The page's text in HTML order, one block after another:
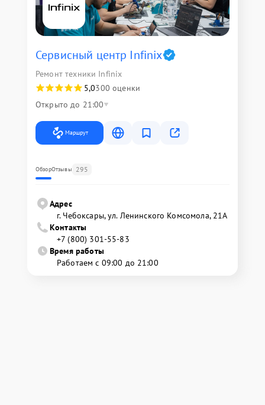
Сервисный центр Infinix
Ремонт техники Infinix
5,0300 оценки
Открыто до 21:00
Маршрут
ОбзорОтзывы 295
Адрес
г. Чебоксары, ул. Ленинского Комсомола, 21А
Контакты
+7 (800) 301-55-83
Время работы
Работаем с 09:00 до 21:00